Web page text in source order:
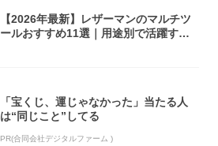
【2026年最新】レザーマンのマルチツ
ールおすすめ11選｜用途別で活躍する
「宝くじ、運じゃなかった」当たる人
は“同じこと”してる
PR(合同会社デジタルファーム )